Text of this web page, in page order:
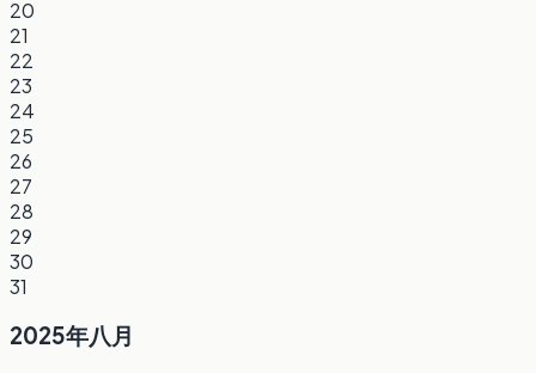
20
21
22
23
24
25
26
27
28
29
30
31
2025年八月